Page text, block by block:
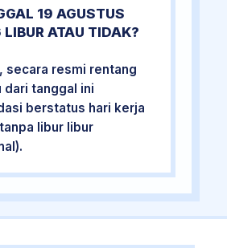
19 AGUSTUS
ATAU TIDAK?
secara resmi rentang
dari tanggal ini
berstatus hari kerja
libur libur